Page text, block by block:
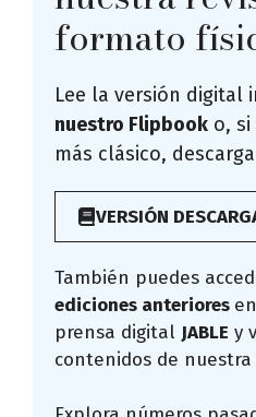
formato
Lee la versión digital
nuestro Flipbook o,
más clásico,
VERSIÓN
También puedes
ediciones anteriores
prensa digital JABLE y
contenidos de nuestra